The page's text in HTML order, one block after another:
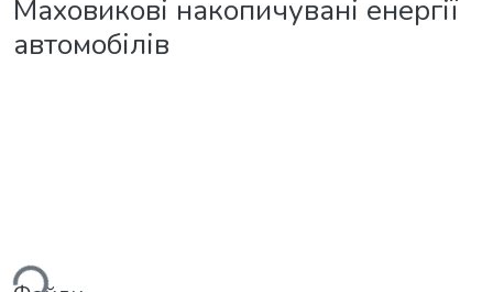
Маховикові накопичувані енергії
автомобілів